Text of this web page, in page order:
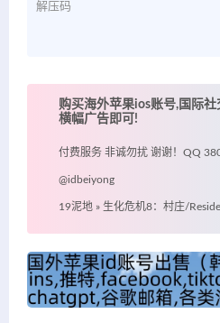
解压码
购买海外苹果ios账号,国际
横幅广告即可!
付费服务 非诚勿扰 谢谢！QQ
@idbeiyong
19泥地 » 生化危机8：村庄/